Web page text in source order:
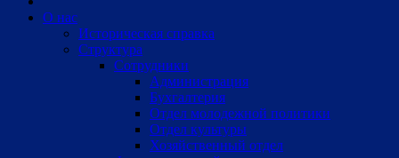
О нас
Историческая справка
Структура
Сотрудники
Администрация
Бухгалтерия
Отдел молодежной политики
Отдел культуры
Хозяйственный отдел